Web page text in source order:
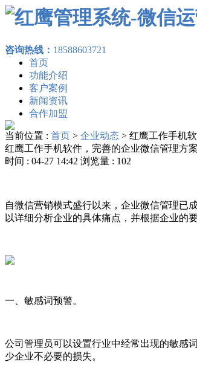
咨询热线： 18588603721
首页
功能介绍
客户案例
新闻资讯
合作加盟
当前位置 : 首页 > 企业动态 > 红鹰工作手机
红鹰工作手机软件，完善的企业微信管理方案
时间 : 04-27 14:42 浏览量 : 102
自微信营销模式盛行以来，企业微信管理已
以详细分析企业的具体痛点，并根据企业的
一、敏感词预警。
公司管理员可以设置行业中经常出现的敏感
少企业不必要的损失。